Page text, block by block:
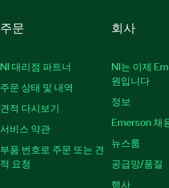
주문
NI 대리점 파트너
주문 상태 및 내역
견적 다시보기
서비스 약관
부품 번호로 주문 또는 견
적 요청
회사
NI는 이제
원입니다
정보
Emerson 채
뉴스룸
공급망/품질
행사